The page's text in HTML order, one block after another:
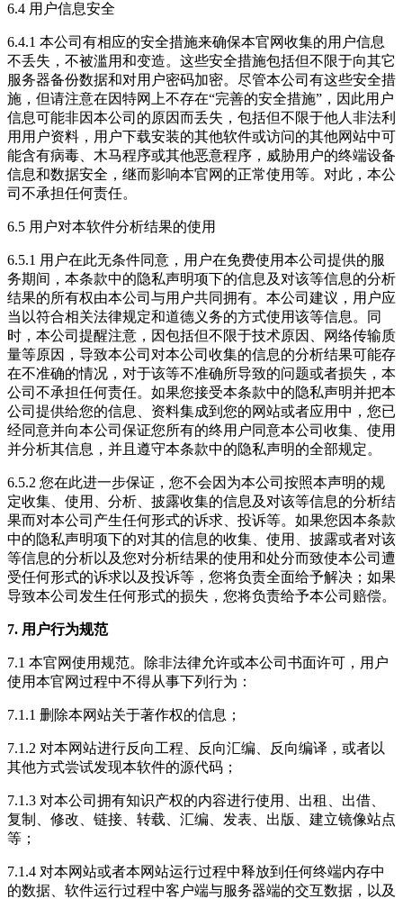
6.4 用户信息安全
6.4.1 本公司有相应的安全措施来确保本官网收集的用户信息
不丢失，不被滥用和变造。这些安全措施包括但不限于向其它
服务器备份数据和对用户密码加密。尽管本公司有这些安全措
施，但请注意在因特网上不存在“完善的安全措施”，因此用户
信息可能非因本公司的原因而丢失，包括但不限于他人非法利
用用户资料，用户下载安装的其他软件或访问的其他网站中可
能含有病毒、木马程序或其他恶意程序，威胁用户的终端设备
信息和数据安全，继而影响本官网的正常使用等。对此，本公
司不承担任何责任。
6.5 用户对本软件分析结果的使用
6.5.1 用户在此无条件同意，用户在免费使用本公司提供的服
务期间，本条款中的隐私声明项下的信息及对该等信息的分析
结果的所有权由本公司与用户共同拥有。本公司建议，用户应
当以符合相关法律规定和道德义务的方式使用该等信息。同
时，本公司提醒注意，因包括但不限于技术原因、网络传输质
量等原因，导致本公司对本公司收集的信息的分析结果可能存
在不准确的情况，对于该等不准确所导致的问题或者损失，本
公司不承担任何责任。如果您接受本条款中的隐私声明并把本
公司提供给您的信息、资料集成到您的网站或者应用中，您已
经同意并向本公司保证您所有的终用户同意本公司收集、使用
并分析其信息，并且遵守本条款中的隐私声明的全部规定。
6.5.2 您在此进一步保证，您不会因为本公司按照本声明的规
定收集、使用、分析、披露收集的信息及对该等信息的分析结
果而对本公司产生任何形式的诉求、投诉等。如果您因本条款
中的隐私声明项下的对其的信息的收集、使用、披露或者对该
等信息的分析以及您对分析结果的使用和处分而致使本公司遭
受任何形式的诉求以及投诉等，您将负责全面给予解决；如果
导致本公司发生任何形式的损失，您将负责给予本公司赔偿。
7. 用户行为规范
7.1 本官网使用规范。除非法律允许或本公司书面许可，用户
使用本官网过程中不得从事下列行为：
7.1.1 删除本网站关于著作权的信息；
7.1.2 对本网站进行反向工程、反向汇编、反向编译，或者以
其他方式尝试发现本软件的源代码；
7.1.3 对本公司拥有知识产权的内容进行使用、出租、出借、
复制、修改、链接、转载、汇编、发表、出版、建立镜像站点
等；
7.1.4 对本网站或者本网站运行过程中释放到任何终端内存中
的数据、软件运行过程中客户端与服务器端的交互数据，以及